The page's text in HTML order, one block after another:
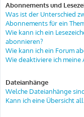
Abonnements und
Was ist der Unterschied
Abonnements für ein
Wie kann ich ein
abonnieren?
Wie kann ich ein Forum
Wie deaktiviere ich meine
Dateianhänge
Welche Dateianhänge
Kann ich eine Übersicht